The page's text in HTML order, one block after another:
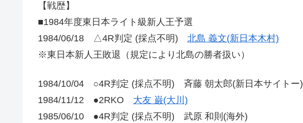
【戦歴】
■1984年度東日本ライト級新人王予選
1984/06/18 △4R判定 (採点不明) 北島 義文(新日本木村)
※東日本新人王敗退（規定により北島の勝者扱い）
1984/10/04 ○4R判定 (採点不明) 斉藤 朝太郎(新日本サイトー)
1984/11/12 ●2RKO 大友 巌(大川)
1985/06/10 ●4R判定 (採点不明) 武原 和則(海外)